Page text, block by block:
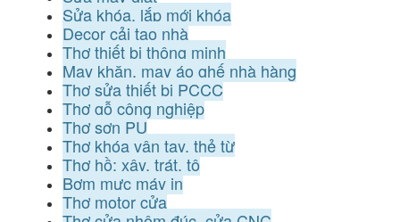
Sửa khóa, lắp mới khóa
Decor cải tạo nhà
Thợ thiết bị thông minh
May khăn, may áo ghế nhà hàng
Thợ sửa thiết bị PCCC
Thợ gỗ công nghiệp
Thợ sơn PU
Thợ khóa vân tay, thẻ từ
Thợ hồ: xây, trát, tô
Bơm mực máy in
Thợ motor cửa